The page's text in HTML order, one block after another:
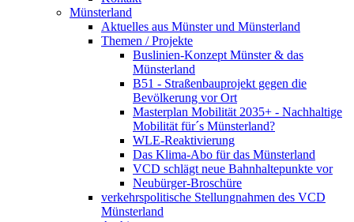
Münsterland
Aktuelles aus Münster und Münsterland
Themen / Projekte
Buslinien-Konzept Münster & das
Münsterland
B51 - Straßenbauprojekt gegen die
Bevölkerung vor Ort
Masterplan Mobilität 2035+ - Nachhaltige
Mobilität für´s Münsterland?
WLE-Reaktivierung
Das Klima-Abo für das Münsterland
VCD schlägt neue Bahnhaltepunkte vor
Neubürger-Broschüre
verkehrspolitische Stellungnahmen des VCD
Münsterland